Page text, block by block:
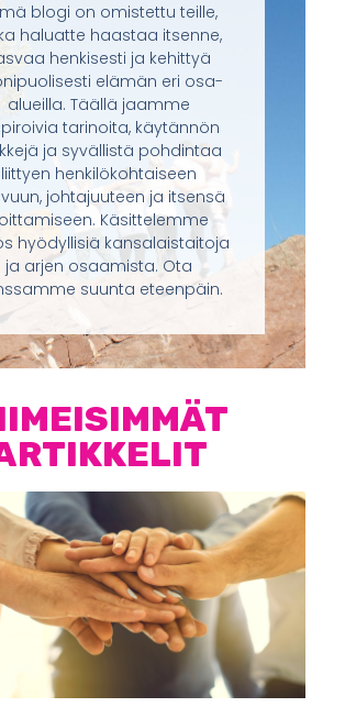
blogi on omistettu teille,
haluatte haastaa itsenne,
henkisesti ja kehittyä
elämän eri osa-
alueilla. Täällä jaamme
tarinoita, käytännön
ja syvällistä pohdintaa
liittyen henkilökohtaiseen
johtajuuteen ja itsensä
Käsittelemme
hyödyllisiä kansalaistaitoja
ja arjen osaamista. Ota
suunta eteenpäin.